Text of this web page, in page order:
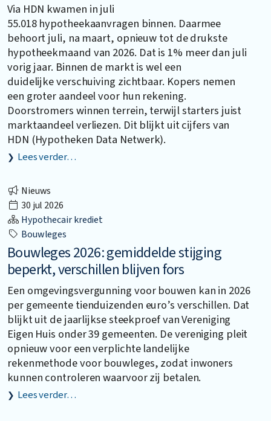
Via HDN kwamen in juli
55.018 hypotheekaanvragen binnen. Daarmee
behoort juli, na maart, opnieuw tot de drukste
hypotheekmaand van 2026. Dat is 1% meer dan juli
vorig jaar. Binnen de markt is wel een
duidelijke verschuiving zichtbaar. Kopers nemen
een groter aandeel voor hun rekening.
Doorstromers winnen terrein, terwijl starters juist
marktaandeel verliezen. Dit blijkt uit cijfers van
HDN (Hypotheken Data Netwerk).
Lees verder…
Nieuws
30 jul 2026
Hypothecair krediet
Bouwleges
Bouwleges 2026: gemiddelde stijging
beperkt, verschillen blijven fors
Een omgevingsvergunning voor bouwen kan in 2026
per gemeente tienduizenden euro’s verschillen. Dat
blijkt uit de jaarlijkse steekproef van Vereniging
Eigen Huis onder 39 gemeenten. De vereniging pleit
opnieuw voor een verplichte landelijke
rekenmethode voor bouwleges, zodat inwoners
kunnen controleren waarvoor zij betalen.
Lees verder…